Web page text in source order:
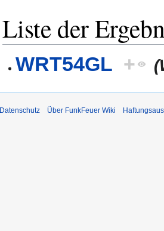
Liste der
WRT54GL +
Datenschutz Über FunkFeuer Wiki